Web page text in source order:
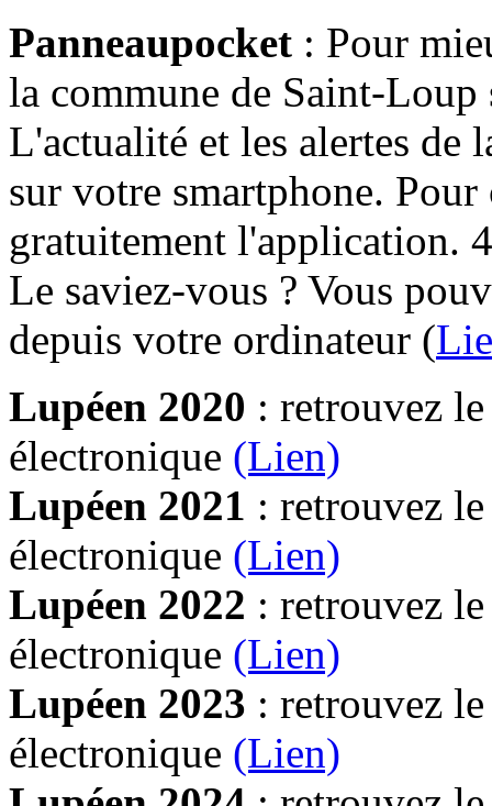
Panneaupocket : Pour
la commune de Saint-Loup
L'actualité et les alertes de
sur votre smartphone.
gratuitement l'application.
Le saviez-vous ? Vous
depuis votre ordinateur (
Lupéen 2020 : retrouvez
électronique (Lien)
Lupéen 2021 : retrouvez
électronique (Lien)
Lupéen 2022 : retrouvez
électronique (Lien)
Lupéen 2023 : retrouvez
électronique (Lien)